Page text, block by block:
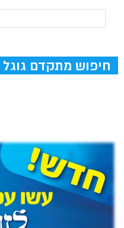
חיפוש מתקדם גוגל